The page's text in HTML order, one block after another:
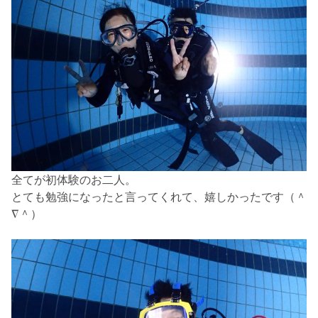
全てが初体験のお二人。
とても勉強になったと言ってくれて、嬉しかったです（＾
∇＾）